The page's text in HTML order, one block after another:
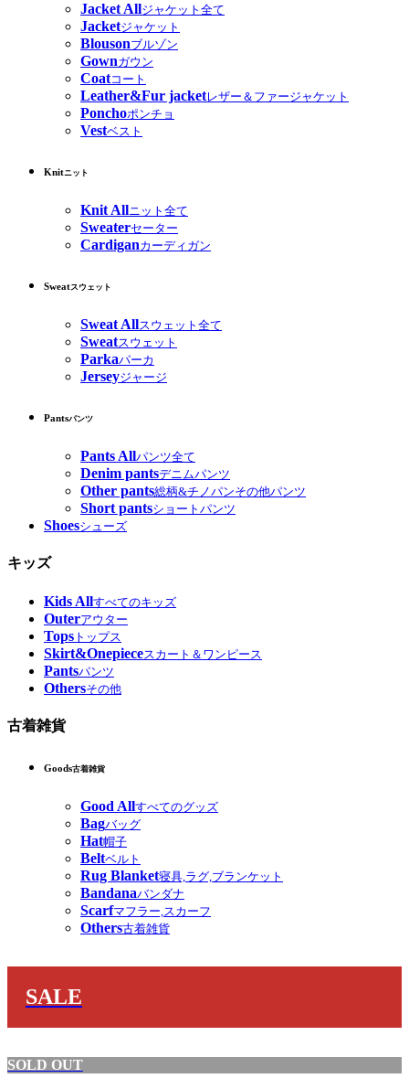
Jacket Allジャケット全て
Jacketジャケット
Blousonブルゾン
Gownガウン
Coatコート
Leather&Fur jacketレザー＆ファージャケット
Ponchoポンチョ
Vestベスト
Knitニット
Knit Allニット全て
Sweaterセーター
Cardiganカーディガン
Sweatスウェット
Sweat Allスウェット全て
Sweatスウェット
Parkaパーカ
Jerseyジャージ
Pantsパンツ
Pants Allパンツ全て
Denim pantsデニムパンツ
Other pants総柄&チノパンその他パンツ
Short pantsショートパンツ
Shoesシューズ
キッズ
Kids Allすべてのキッズ
Outerアウター
Tops トップス
Skirt&Onepieceスカート＆ワンピース
Pantsパンツ
Othersその他
古着雑貨
Goods古着雑貨
Good Allすべてのグッズ
Bagバッグ
Hat帽子
Beltベルト
Rug Blanket寝具,ラグ,ブランケット
Bandanaバンダナ
Scarfマフラー,スカーフ
Others古着雑貨
SALE
SOLD OUT